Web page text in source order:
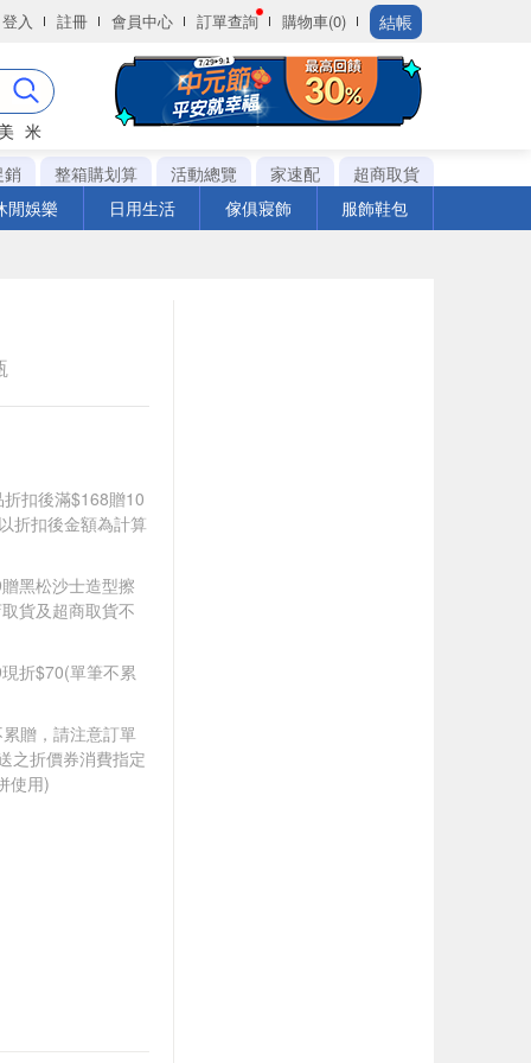
登入 註冊 會員中心 訂單查詢 購物車(0) 結帳
米
銷
整箱購划算 活動總覽 家速配
超商取貨
閒娛樂
日用生活 傢俱寢飾 服飾鞋包
扣後滿$168贈10
折扣後金額為計算
黑松沙士造型擦
貨及超商取貨不
折$70(單筆不累
贈，請注意訂單
之折價券消費指定
使用)